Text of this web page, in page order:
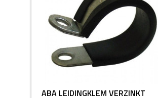
ABA LEIDINGKLEM VERZINKT